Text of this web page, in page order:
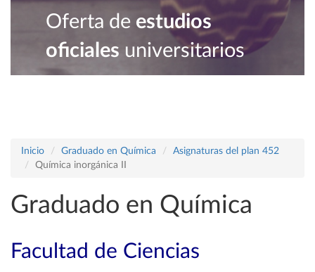
Oferta de estudios
oficiales universitarios
Inicio Graduado en Química
Asignaturas del plan 452
Química inorgánica II
Graduado en Química
Facultad de Ciencias